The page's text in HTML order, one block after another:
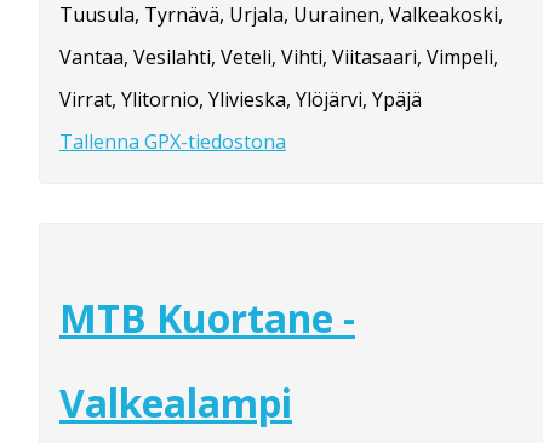
Tuusula, Tyrnävä, Urjala, Uurainen, Valkeakoski,
Vantaa, Vesilahti, Veteli, Vihti, Viitasaari, Vimpeli,
Virrat, Ylitornio, Ylivieska, Ylöjärvi, Ypäjä
Tallenna GPX-tiedostona
MTB Kuortane -
Valkealampi